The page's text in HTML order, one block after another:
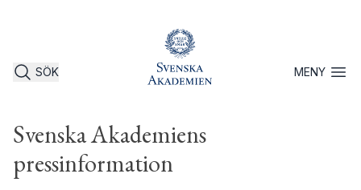
SÖK MENYÖppna
Svenska Akademiens
pressinformation